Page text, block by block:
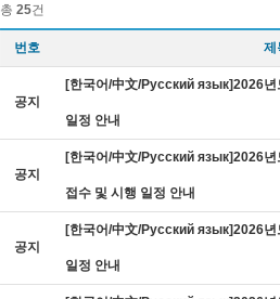
총 25건
번호 제
공지
[한국어/中文/Русский язык]2026
일정 안내
공지
[한국어/中文/Русский язык]2026
접수 및 시행 일정 안내
공지
[한국어/中文/Русский язык]2026
일정 안내